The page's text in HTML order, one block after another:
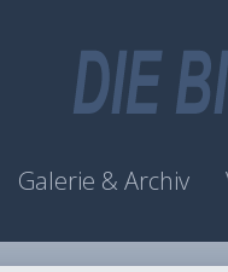
Galerie & Archiv